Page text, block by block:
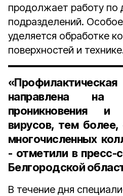
продолжает работу по
подразделений.
уделяется обработке
поверхностей и
направлена на
проникновения и
вирусов, тем
многочисленных
- отметили в
Белгородской
В течение дня